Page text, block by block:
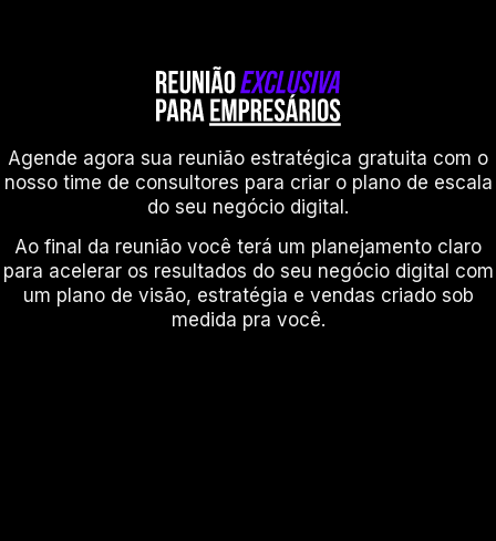
Agende agora sua reunião estratégica gratuita com o
nosso time de consultores para criar o plano de escala
do seu negócio digital.
Ao final da reunião você terá um planejamento claro
para acelerar os resultados do seu negócio digital com
um plano de visão, estratégia e vendas criado sob
medida pra você.